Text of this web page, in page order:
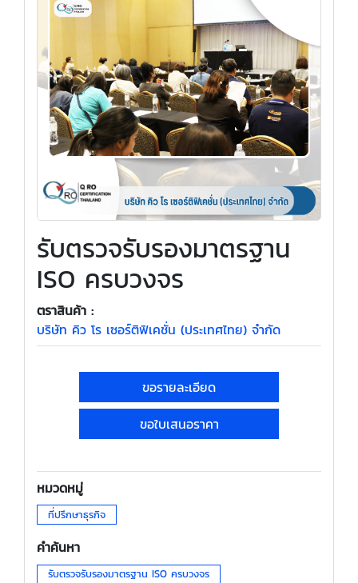
รับตรวจรับรองมาตรฐาน
ISO ครบวงจร
ตราสินค้า :
บริษัท คิว โร เซอร์ติฟิเคชั่น (ประเทศไทย) จำกัด
ขอรายละเอียด
ขอใบเสนอราคา
หมวดหมู่
ที่ปรึกษาธุรกิจ
คำค้นหา
รับตรวจรับรองมาตรฐาน ISO ครบวงจร